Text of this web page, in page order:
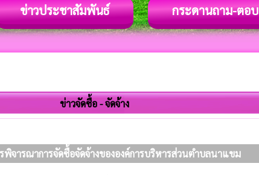
ข่าวประชาสัมพันธ์ กระดานถาม-ตอบ
ข่าวจัดซื้อ - จัดจ้าง
พิจารณาการจัดซื้อจัดจ้างขององค์การบริหารส่วนตำบลนาแขม